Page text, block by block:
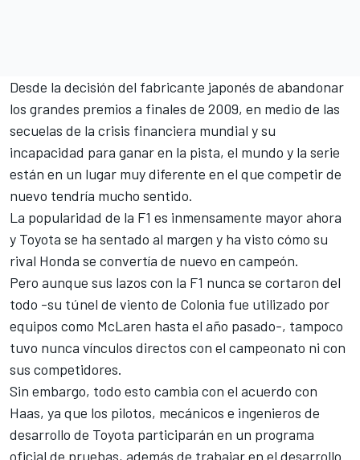
Desde la decisión del fabricante japonés de abandonar
los grandes premios a finales de 2009, en medio de las
secuelas de la crisis financiera mundial y su
incapacidad para ganar en la pista, el mundo y la serie
están en un lugar muy diferente en el que competir de
nuevo tendría mucho sentido.
La popularidad de la F1 es inmensamente mayor ahora
y Toyota se ha sentado al margen y ha visto cómo su
rival Honda se convertía de nuevo en campeón.
Pero aunque sus lazos con la F1 nunca se cortaron del
todo -su túnel de viento de Colonia fue utilizado por
equipos como McLaren hasta el año pasado-, tampoco
tuvo nunca vínculos directos con el campeonato ni con
sus competidores.
Sin embargo, todo esto cambia con el acuerdo con
Haas, ya que los pilotos, mecánicos e ingenieros de
desarrollo de Toyota participarán en un programa
oficial de pruebas, además de trabajar en el desarrollo